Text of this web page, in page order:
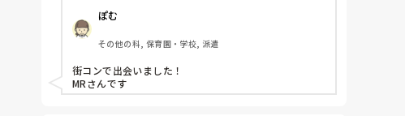
ぽむ
その他の科, 保育園・学校, 派遣
街コンで出会いました！
MRさんです